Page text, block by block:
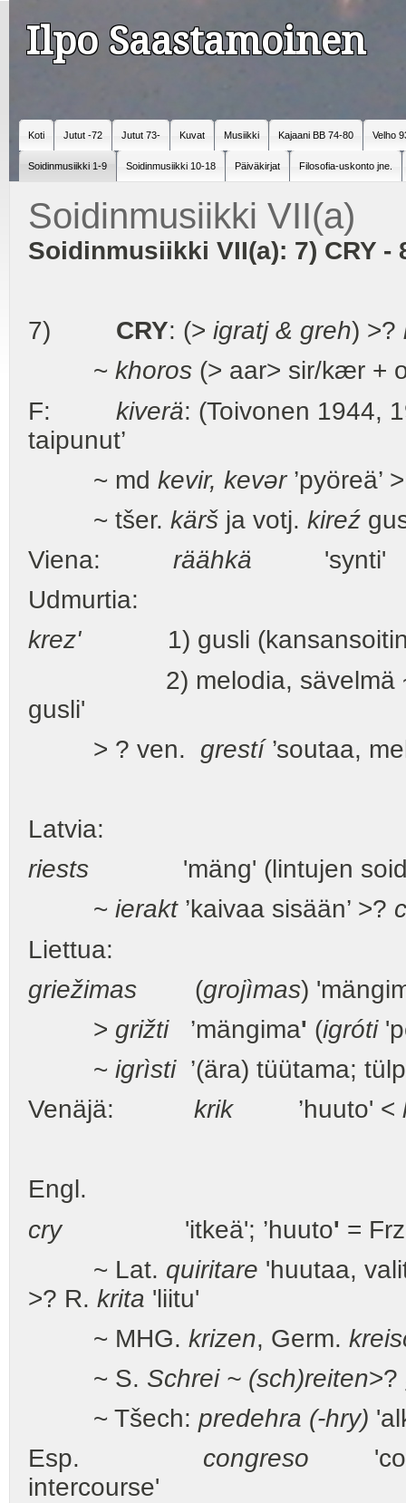
Ilpo Saastamoinen
Koti Jutut -72 Jutut 73- Kuvat Musiikki Kajaani BB 74-80 Velho
Soidinmusiikki 1-9 Soidinmusiikki 10-18 Päiväkirjat Filosofia-uskonto jne.
Soidinmusiikki VII(a)
Soidinmusiikki VII(a): 7) CRY -
7) CRY: (> igratj & greh) >?
~ khoros (> aar> sir/kær +
F: kiverä: (Toivonen 1944,
taipunut’
~ md kevir, kevər’pyöreä’
~ tšer. kärš ja votj. kireź
Viena: räähkä 'synti'
Udmurtia:
krez'1) gusli (kansansoitin,
2) melodia, sävelmä
gusli'
> ? ven. grestí ’soutaa,
Latvia:
riests 'mäng' (lintujen
~ ierakt’kaivaa sisään’ >?
Liettua:
griežimas (grojìmas)
> grižti ’mängima' (igróti
~ igrìsti ’(ära) tüütama;
Venäjä: krik’huuto' <
Engl.
cry'itkeä'; ’huuto' =
~ Lat. quiritare 'huutaa,
>? R. krita 'liitu'
~ MHG. krizen, Germ.
~ S. Schrei ~ (sch)reiten>?
~ Tšech: predehra (-hry)
Esp. congreso
intercourse'